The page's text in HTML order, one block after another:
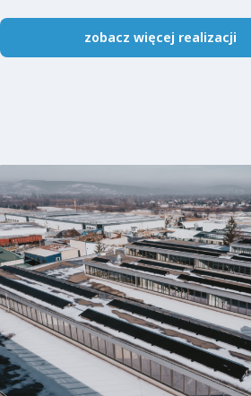
zobacz więcej realizacji